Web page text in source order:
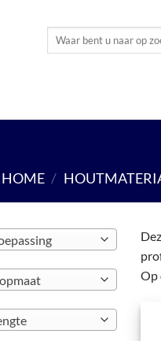
Zoeken
HOME /
Op